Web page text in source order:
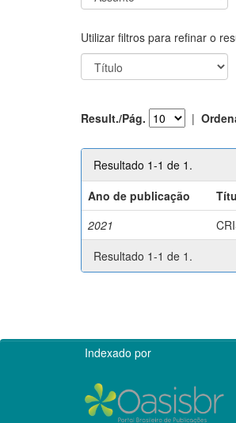
Utilizar filtros para refinar o
Result./Pág. |
Resultado 1-1 de 1.
Ano de publicação
2021
Resultado 1-1 de 1.
Indexado por